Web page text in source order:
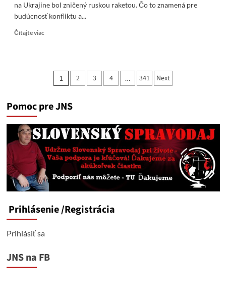
na Ukrajine bol zničený ruskou raketou. Čo to znamená pre
budúcnosť konfliktu a...
Čítajte viacRead
americký
vojenský
na
bol
zničený
ruskou
raketou
Stránkovanie
1 2 3 4 … 341 Next
Pomoc pre JNS
Prihlásenie/Registrácia
Prihlásiť sa
JNS na FB